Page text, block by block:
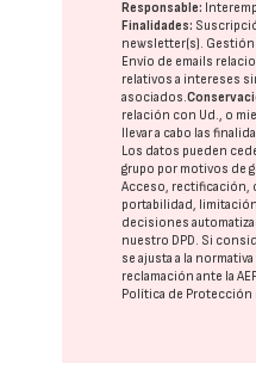
Responsable:
Finalidades:
newsletter(s).
Envío de emails
relativos a intereses
asociados.
relación con Ud., o
llevar a cabo las
Los datos pueden
grupo por motivos de
Acceso, rectificación,
portabilidad,
decisiones
nuestro DPD. Si
se ajusta a la
reclamación ante la
Política de Protección